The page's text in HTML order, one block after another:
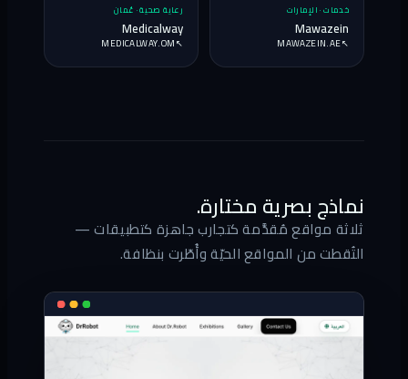
خدمات · الإمارات
Mawazein
MAWAZEIN.AE↗
رعاية صحية · عُمان
Medicalway
MEDICALWAY.OM↗
نماذج بصرية مختارة.
ثلاثة مواقع مُقدَّمة كتجارب جاهزة كتطبيقات —
التُقطت من المواقع الحيّة وأُطّرت بنظافة.